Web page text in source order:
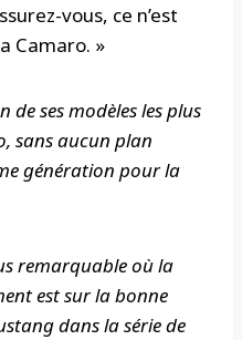
vous, ce n’est
Camaro. »
de ses modèles les plus
sans aucun plan
génération pour la
remarquable où la
est sur la bonne
dans la série de